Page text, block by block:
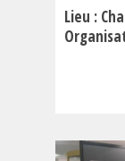
Lieu :